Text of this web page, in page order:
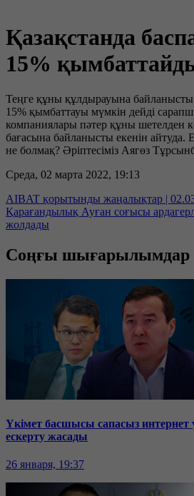
Қазақстанда
15%
Теңге құны құлдырауына байланысты
15% қымбаттауы мүмкін дейді
компаниялары пәтер құны шетелден
бағасына байланысты екенін айтуда.
не болмақ? Әріптесіміз Аягөз
Среда, 02 марта 2022, 19:13
AIBAT қорытынды жаңалықтар |
Қарағандылық Ауған соғысы
жолдады
Соңғы шығарылымдар
Үкімет басшысы сапасыз интернет
ескерту жасады
26 января, 19:37